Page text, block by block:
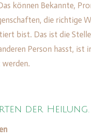
können Bekannte,
die richtige
bist. Das ist die
Person hasst,
werden.
der Heilung.